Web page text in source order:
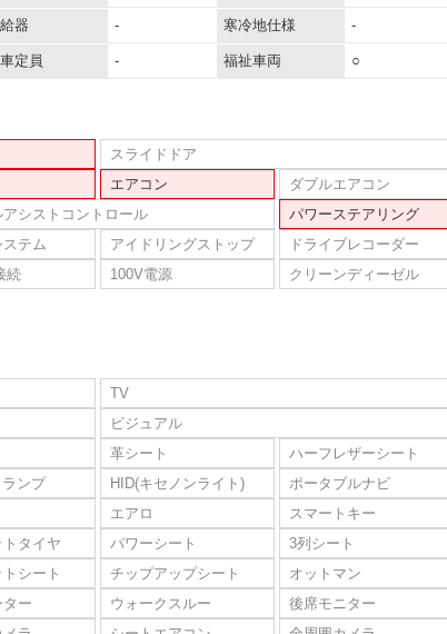
器 - 寒冷地仕様 -
定員 - 福祉車両 ○
スライドドア
エアコン
ダブルエアコン
アシストコントロール
パワーステアリング
テム アイドリングストップ
ドライブレコーダー
続 100V電源
クリーンディーゼル
TV
ビジュアル
革シート
ハーフレザーシート
ンプ HID(キセノンライト)
ポータブルナビ
エアロ
スマートキー
タイヤ パワーシート
3列シート
シート チップアップシート
オットマン
ー ウォークスルー
後席モニター